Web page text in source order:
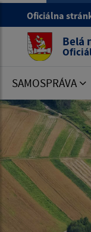
Oficiálna
Belá
SAMOSPRÁVA